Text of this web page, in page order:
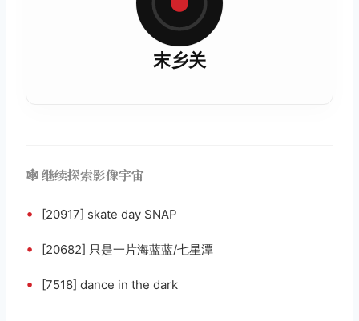
末乡关
🕸️ 继续探索影像宇宙
• [20917] skate day SNAP
• [20682] 只是一片海蓝蓝/七星潭
• [7518] dance in the dark